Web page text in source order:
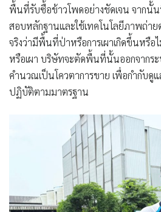
พื้นที่รับซื้อข้าวโพดอย่างชัดเจน จากนั้
สอบหลักฐานและใช้เทคโนโลยีภาพถ่า
จริงว่ามีพื้นที่ป่าหรือการเผาเกิดขึ้นหรือ
หรือเผา บริษัทจะตัดพื้นที่นั้นออกจากร
คำนวณเป็นโควตาการขาย เพื่อกำกับดูแ
ปฏิบัติตามมาตรฐาน